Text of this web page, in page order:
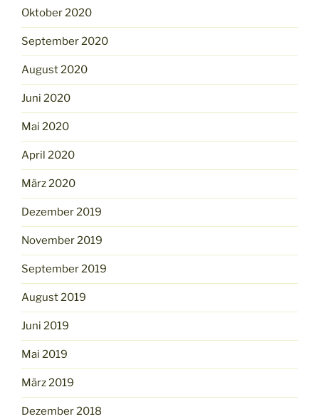
Oktober 2020
September 2020
August 2020
Juni 2020
Mai 2020
April 2020
März 2020
Dezember 2019
November 2019
September 2019
August 2019
Juni 2019
Mai 2019
März 2019
Dezember 2018